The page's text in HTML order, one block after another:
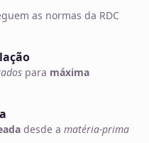
as normas da RDC
para máxima
desde a matéria-prima